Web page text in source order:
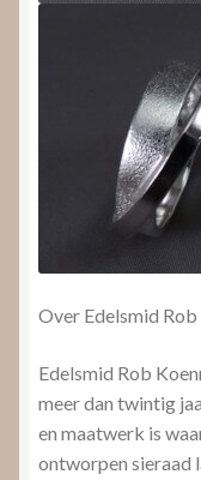
Over Edelsmid
Edelsmid Rob
meer dan twintig
en maatwerk is
ontworpen sieraad